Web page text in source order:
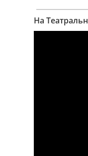
На